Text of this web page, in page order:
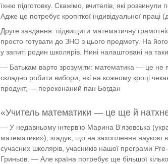
їхню підготовку. Скажімо, вчителів, які
Адже це потребує кропіткої індивідуальної
Друге завдання: підвищити математичну
просто готувати до ЗНО з цього предмету. На його
у запиті родин школярів. Нині налаштовані на
— Батькам варто зрозуміти: математика — це не
складно робити вибори, які на кожному кроці
продукт, — переконаний пан Богдан
«Учитель математики — це ще й
— У недавньому інтерв’ю Марина В’язовська
математики»), згадує, що на захоплення наукою
сучасних школярів, учасників нашої програми
Гриньов. — Але країна потребує ще більшої